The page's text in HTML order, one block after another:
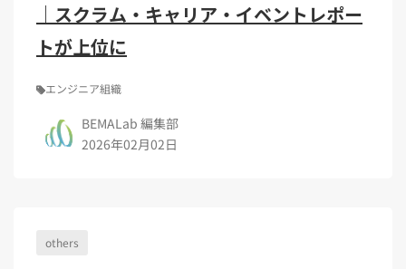
｜スクラム・キャリア・イベントレポー
トが上位に
エンジニア組織
BEMALab 編集部
2026年02月02日
others